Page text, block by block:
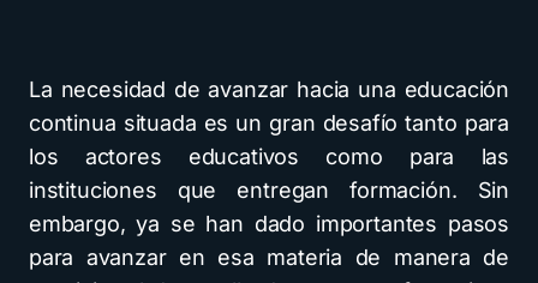
La necesidad de avanzar hacia una educación
continua situada es un gran desafío tanto para
los actores educativos como para las
instituciones que entregan formación. Sin
embargo, ya se han dado importantes pasos
para avanzar en esa materia de manera de